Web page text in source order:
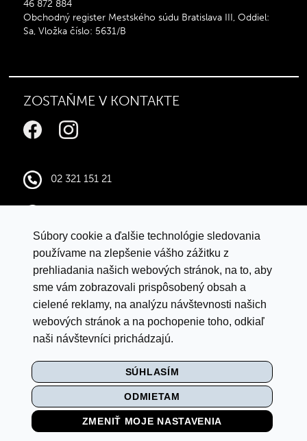
Súbory cookie a ďalšie technológie sledovania
používame na zlepšenie vášho zážitku z
prehliadania našich webových stránok, na to, aby
sme vám zobrazovali prispôsobený obsah a
cielené reklamy, na analýzu návštevnosti našich
webových stránok a na pochopenie toho, odkiaľ
naši návštevníci prichádzajú.
SÚHLASÍM
ODMIETAM
ZMENIŤ MOJE NASTAVENIA
46 872 884
Obchodný register Mestského súdu Bratislava III, Oddiel:
Sa, Vložka číslo: 5631/B
ZOSTAŇME V KONTAKTE
02 321 151 21
Google mapy
VYHLÁSENIE O OCHRANE ÚDAJOV
LETNÁ SÚŤAŽ S ISTYLE
PRAVIDLÁ SÚŤAŽE „BACK TO SCHOOL"
MULTI
NASTAVENIE COOKIES